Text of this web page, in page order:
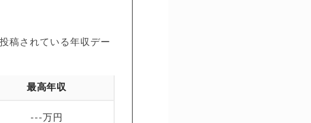
投稿されている年収デー
最高年収
---万円